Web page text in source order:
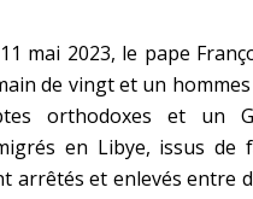
mai 2023, le pape
de vingt et un
orthodoxes et un
en Libye, issus de
arrêtés et enlevés entre